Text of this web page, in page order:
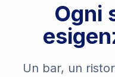
Ogni
Un bar, un